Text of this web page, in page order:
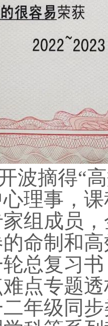
波摘得“
理事，
组成员
命制和
总复习
点专题
年级同